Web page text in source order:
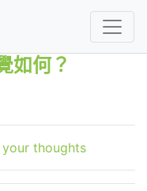
如何？
your thoughts